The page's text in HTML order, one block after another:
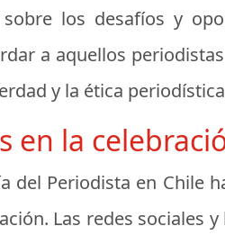
los desafíos y
a aquellos
y la ética
en la
del Periodista en Chile
Las redes sociales